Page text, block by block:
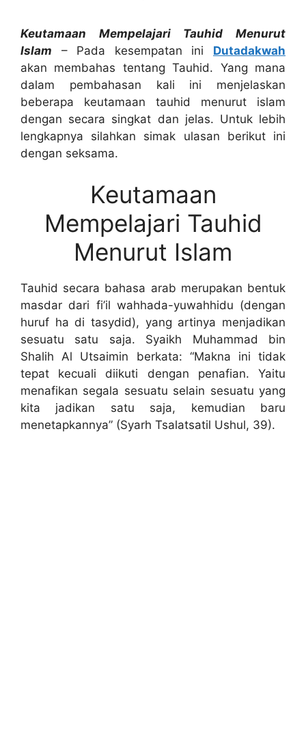
Keutamaan Mempelajari Tauhid Menurut
Islam – Pada kesempatan ini Dutadakwah
akan membahas tentang Tauhid. Yang mana
dalam pembahasan kali ini menjelaskan
beberapa keutamaan tauhid menurut islam
dengan secara singkat dan jelas. Untuk lebih
lengkapnya silahkan simak ulasan berikut ini
dengan seksama.
Keutamaan
Mempelajari Tauhid
Menurut Islam
Tauhid secara bahasa arab merupakan bentuk
masdar dari fi’il wahhada-yuwahhidu (dengan
huruf ha di tasydid), yang artinya menjadikan
sesuatu satu saja. Syaikh Muhammad bin
Shalih Al Utsaimin berkata: “Makna ini tidak
tepat kecuali diikuti dengan penafian. Yaitu
menafikan segala sesuatu selain sesuatu yang
kita jadikan satu saja, kemudian baru
menetapkannya” (Syarh Tsalatsatil Ushul, 39).